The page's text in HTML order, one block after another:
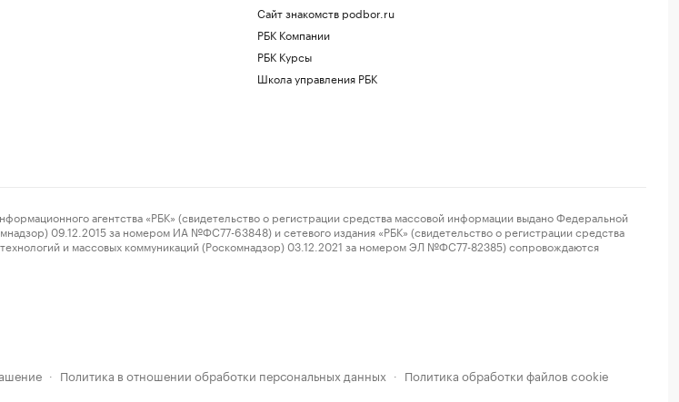
Сайт знакомств podbor.ru
РБК Компании
РБК Курсы
Школа управления РБК
агентства «РБК» (свидетельство о регистрации средства массовой информации выдано Федеральной
09.12.2015 за номером ИА №ФС77-63848) и сетевого издания «РБК» (свидетельство о регистрации средства
и массовых коммуникаций (Роскомнадзор) 03.12.2021 за номером ЭЛ №ФС77-82385) сопровождаются
· Политика в отношении обработки персональных данных · Политика обработки файлов cookie